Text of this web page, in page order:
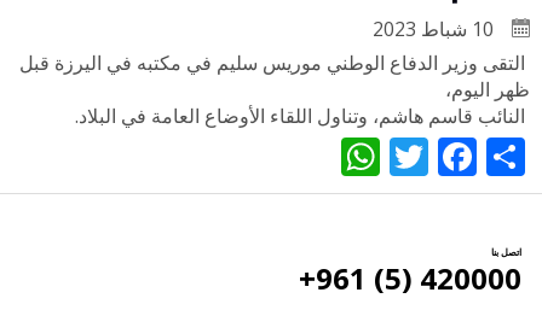
التقى وزير الدفاع الوطني موريس سليم في مكتبه في اليرزة قبل
ظهر اليوم،
النائب قاسم هاشم، وتناول اللقاء الأوضاع العامة في البلاد.
Share
Facebook
Twitter
اتصل بنا
420000 (5) 961+